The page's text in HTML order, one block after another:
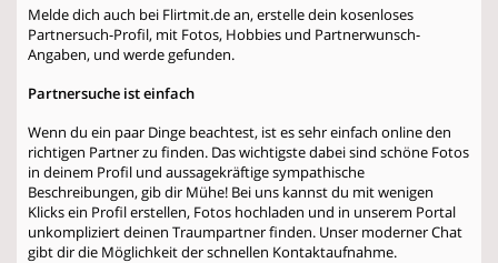
Melde dich auch bei Flirtmit.de an, erstelle dein kosenloses
Partnersuch-Profil, mit Fotos, Hobbies und Partnerwunsch-
Angaben, und werde gefunden.
Partnersuche ist einfach
Wenn du ein paar Dinge beachtest, ist es sehr einfach online den
richtigen Partner zu finden. Das wichtigste dabei sind schöne Fotos
in deinem Profil und aussagekräftige sympathische
Beschreibungen, gib dir Mühe! Bei uns kannst du mit wenigen
Klicks ein Profil erstellen, Fotos hochladen und in unserem Portal
unkompliziert deinen Traumpartner finden. Unser moderner Chat
gibt dir die Möglichkeit der schnellen Kontaktaufnahme.